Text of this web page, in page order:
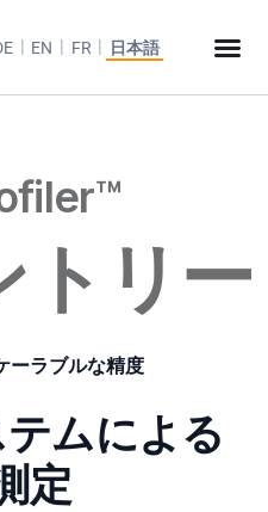
EN FR 日本語
トリー
ーラブルな精度
ムによる
定